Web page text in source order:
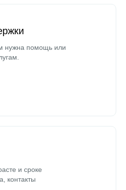
нужна помощь или
и сроке
контакты